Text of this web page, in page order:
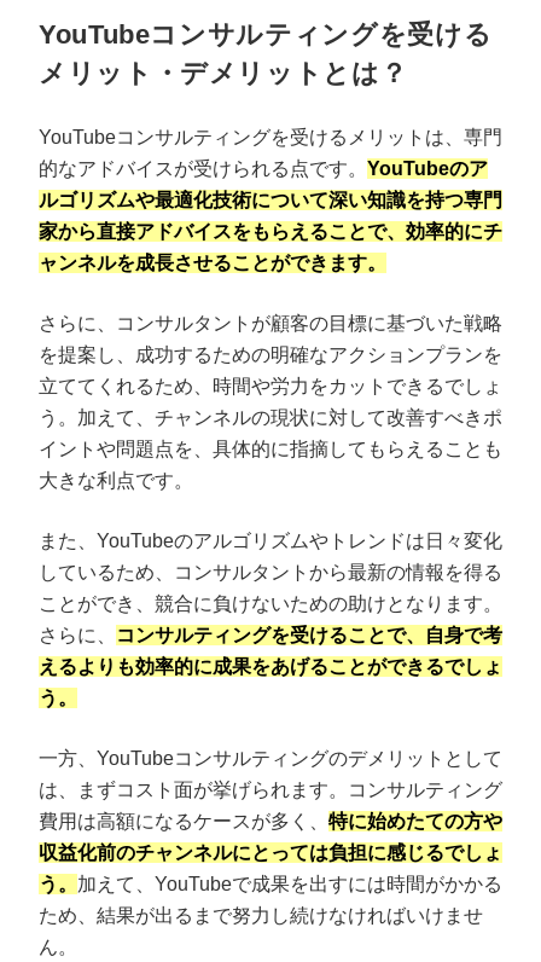
YouTubeコンサルティングを受ける
メリット・デメリットとは？
YouTubeコンサルティングを受けるメリットは、専門
的なアドバイスが受けられる点です。 YouTubeのア
ルゴリズムや最適化技術について深い知識を持つ専門
家から直接アドバイスをもらえることで、効率的にチ
ャンネルを成長させることができます。
さらに、コンサルタントが顧客の目標に基づいた戦略
を提案し、成功するための明確なアクションプランを
立ててくれるため、時間や労力をカットできるでしょ
う。加えて、チャンネルの現状に対して改善すべきポ
イントや問題点を、具体的に指摘してもらえることも
大きな利点です。
また、YouTubeのアルゴリズムやトレンドは日々変化
しているため、コンサルタントから最新の情報を得る
ことができ、競合に負けないための助けとなります。
さらに、
コンサルティングを受けることで、自身で考
えるよりも効率的に成果をあげることができるでしょ
う。
一方、YouTubeコンサルティングのデメリットとして
は、まずコスト面が挙げられます。コンサルティング
費用は高額になるケースが多く、 特に始めたての方や
収益化前のチャンネルにとっては負担に感じるでしょ
う。 加えて、YouTubeで成果を出すには時間がかかる
ため、結果が出るまで努力し続けなければいけませ
ん。